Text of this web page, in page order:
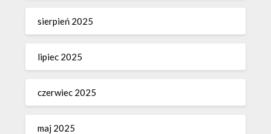
sierpień 2025
lipiec 2025
czerwiec 2025
maj 2025